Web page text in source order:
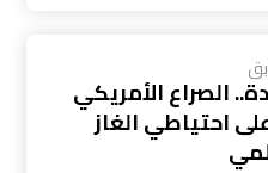
الصراع الأمريكي
احتياطي الغاز